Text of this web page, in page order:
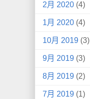
2月 2020 (4)
1月 2020 (4)
10月 2019 (3)
9月 2019 (3)
8月 2019 (2)
7月 2019 (1)